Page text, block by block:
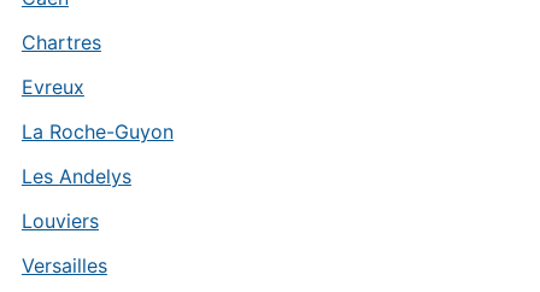
Chartres
Evreux
La Roche-Guyon
Les Andelys
Louviers
Versailles